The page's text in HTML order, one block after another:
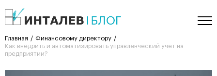
Главная
Финансовому директору
Как внедрить и автоматизировать управленческий учет на
предприятии?